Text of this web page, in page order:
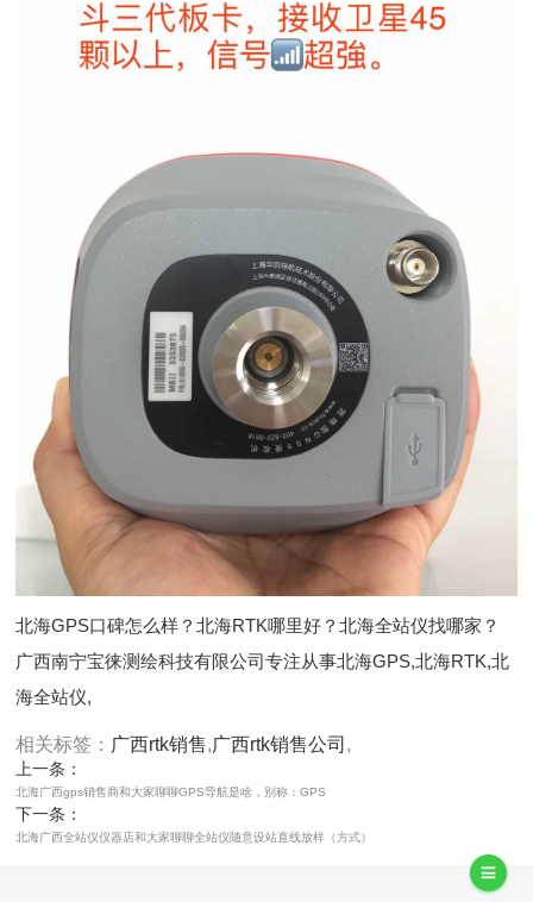
北海GPS口碑怎么样？北海RTK哪里好？北海全站仪找哪家？
广西南宁宝徕测绘科技有限公司专注从事北海GPS,北海RTK,北
海全站仪,
相关标签： 广西rtk销售,广西rtk销售公司 ,
上一条：
北海广西gps销售商和大家聊聊GPS导航是啥，别称：GPS
下一条：
北海广西全站仪仪器店和大家聊聊全站仪随意设站直线放样（方式）